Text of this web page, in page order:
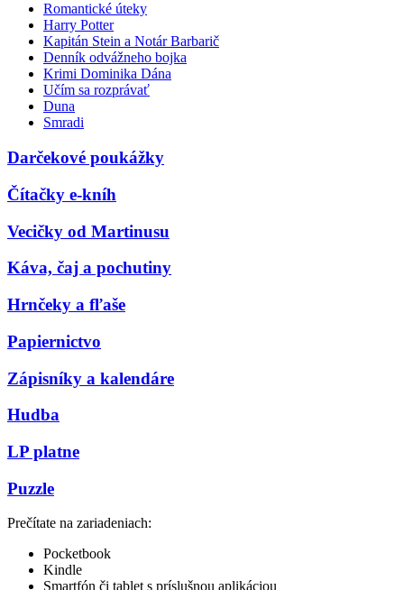
Romantické úteky
Harry Potter
Kapitán Stein a Notár Barbarič
Denník odvážneho bojka
Krimi Dominika Dána
Učím sa rozprávať
Duna
Smradi
Darčekové poukážky
Čítačky e-kníh
Vecičky od Martinusu
Káva, čaj a pochutiny
Hrnčeky a fľaše
Papiernictvo
Zápisníky a kalendáre
Hudba
LP platne
Puzzle
Prečítate na zariadeniach:
Pocketbook
Kindle
Smartfón či tablet s príslušnou aplikáciou